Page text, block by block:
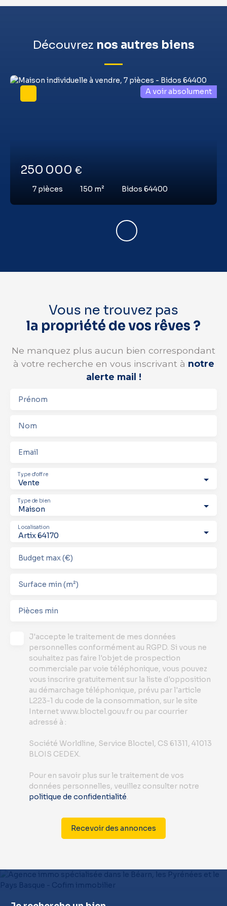
Découvrez nos autres biens
250 000 €
7 pièces 150 m² Bidos 64400
A voir absolument
Vous ne trouvez pas
la propriété de vos rêves ?
Ne manquez plus aucun bien correspondant
à votre recherche en vous inscrivant à notre
alerte mail !
Prénom
Nom
Email
Vente
Type d'offre
Maison
Type de bien
Artix 64170
Localisation
Budget max (€)
Surface min (m²)
Pièces min
J'accepte le traitement de mes données
personnelles conformément au RGPD. Si vous ne
souhaitez pas faire l'objet de prospection
commerciale par voie téléphonique, vous pouvez
vous inscrire gratuitement sur la liste d'opposition
au démarchage téléphonique, prévu par l'article
L223-1 du code de la consommation, sur le site
Internet www.bloctel.gouv.fr ou par courrier
adressé à :
Société Worldline, Service Bloctel, CS 61311, 41013
BLOIS CEDEX.
Pour en savoir plus sur le traitement de vos
données personnelles, veuillez consulter notre
politique de confidentialité.
Recevoir des annonces